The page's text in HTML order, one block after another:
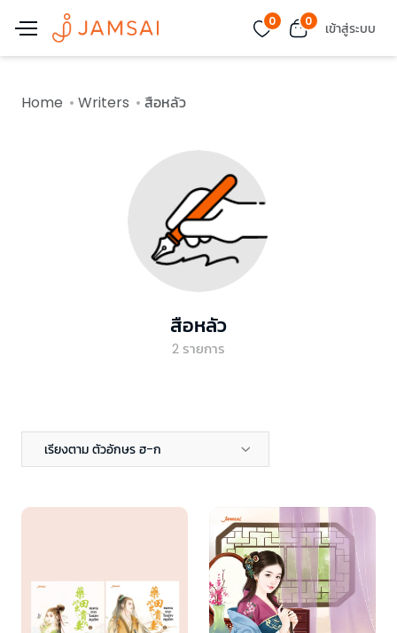
0 0 เข้าสู่ระบบ
Home Writers สือหลัว
สือหลัว
2รายการ
เรียงตาม ตัวอักษร ฮ-ก